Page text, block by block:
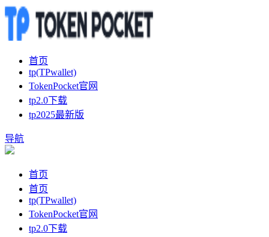
首页
tp(TPwallet)
TokenPocket官网
tp2.0下载
tp2025最新版
导航
首页
首页
tp(TPwallet)
TokenPocket官网
tp2.0下载